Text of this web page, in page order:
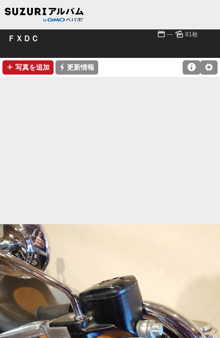
ＦＸＤＣ 📅 --- 🌄 81枚
➕ 写真を追加 ⚡ 更新情報 ⚙
